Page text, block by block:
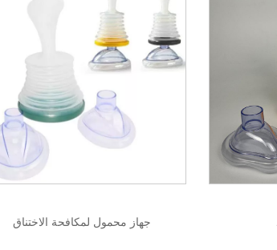
جهاز محمول لمكافحة الاختناق